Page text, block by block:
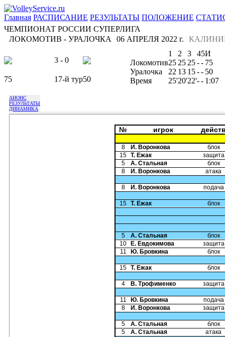
Главная РАСПИСАНИЕ РЕЗУЛЬТАТЫ ПОЛОЖЕНИЕ
ЧЕМПИОНАТ РОССИИ СУПЕРЛИГА
ЛОКОМОТИВ - УРАЛОЧКА
06 АПРЕЛЯ 2022 г.
3 - 0
75 17-й тур50
1 2 3 45И
Локомотив25 25 25-- 75
Уралочка
22 13 15-- 50
Время
25'20'22'-- 1:07
АНОНС
РЕЗУЛЬТАТЫ
ДИНАМИКА
№ игрок
8 И. Воронкова
блок
15 Т. Ежак
защита
5
А. Стальная
блок
8
И. Воронкова атака
8 И. Воронкова подача
15 Т. Ежак блок
5 А. Стальная
блок
10
Е. Евдокимова
защита
11
Ю. Бровкина блок
15 Т. Ежак блок
4 В. Трофименко защита
11 Ю. Бровкина
подача
8
И. Воронкова защита
5 А. Стальная
блок
5
А. Стальная атака